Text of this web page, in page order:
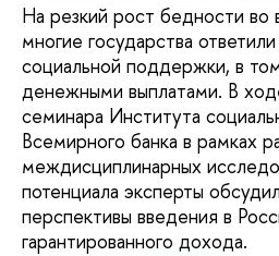
На резкий рост бедности
многие государства
социальной поддержки, в
денежными выплатами. В
семинара Института
Всемирного банка в рамках
междисциплинарных
потенциала эксперты
перспективы введения в
гарантированного дохода.